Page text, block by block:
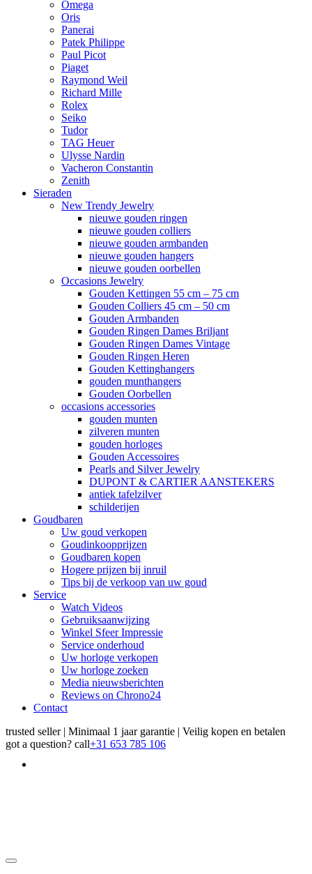
Omega
Oris
Panerai
Patek Philippe
Paul Picot
Piaget
Raymond Weil
Richard Mille
Rolex
Seiko
Tudor
TAG Heuer
Ulysse Nardin
Vacheron Constantin
Zenith
Sieraden
New Trendy Jewelry
nieuwe gouden ringen
nieuwe gouden colliers
nieuwe gouden armbanden
nieuwe gouden hangers
nieuwe gouden oorbellen
Occasions Jewelry
Gouden Kettingen 55 cm – 75 cm
Gouden Colliers 45 cm – 50 cm
Gouden Armbanden
Gouden Ringen Dames Briljant
Gouden Ringen Dames Vintage
Gouden Ringen Heren
Gouden Kettinghangers
gouden munthangers
Gouden Oorbellen
occasions accessories
gouden munten
zilveren munten
gouden horloges
Gouden Accessoires
Pearls and Silver Jewelry
DUPONT & CARTIER AANSTEKERS
antiek tafelzilver
schilderijen
Goudbaren
Uw goud verkopen
Goudinkoopprijzen
Goudbaren kopen
Hogere prijzen bij inruil
Tips bij de verkoop van uw goud
Service
Watch Videos
Gebruiksaanwijzing
Winkel Sfeer Impressie
Service onderhoud
Uw horloge verkopen
Uw horloge zoeken
Media nieuwsberichten
Reviews on Chrono24
Contact
trusted seller | Minimaal 1 jaar garantie | Veilig kopen en betalen
got a question? call+31 653 785 106